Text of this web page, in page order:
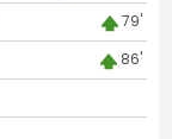
79'
86'